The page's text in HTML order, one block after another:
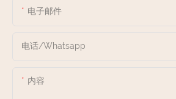
电子邮件
电话/whatsapp
内容